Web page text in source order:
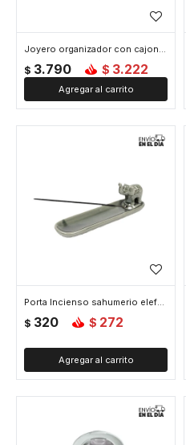
Joyero organizador con cajones y puertitas - 21x17x24cm - Gris
$ 3.790 $ 3.222
Porta Incienso sahumerio elefante - Gris
$ 320 $ 272